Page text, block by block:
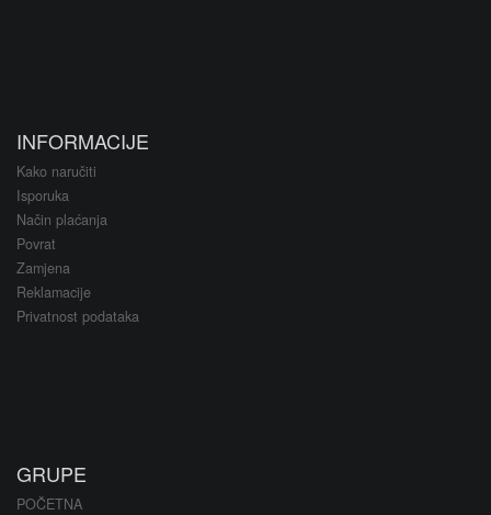
INFORMACIJE
Kako naručiti
Isporuka
Način plaćanja
Povrat
Zamjena
Reklamacije
Privatnost podataka
GRUPE
POČETNA